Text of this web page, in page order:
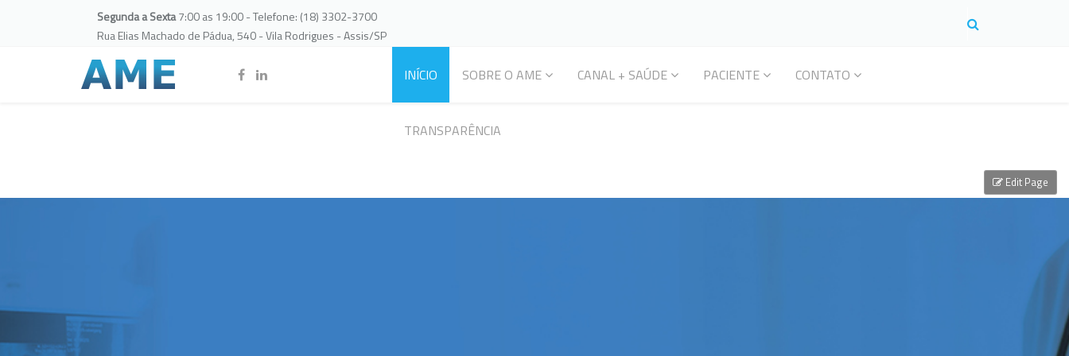
Segunda a Sexta7:00 as 19:00 - Telefone: (18) 3302-3700
Rua Elias Machado de Pádua, 540 - Vila Rodrigues - Assis/SP
INÍCIO SOBRE O AME CANAL + SAÚDE PACIENTE CONTATO
TRANSPARÊNCIA
Edit Page